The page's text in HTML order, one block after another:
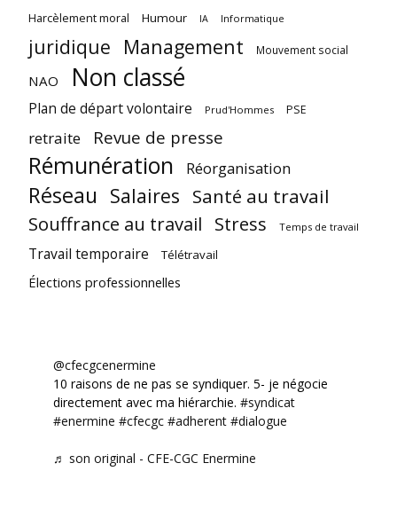
Harcèlement moral Humour IA Informatique
juridique Management Mouvement social
NAO Non classé
Plan de départ volontaire Prud'Hommes PSE
retraite Revue de presse
Rémunération Réorganisation
Réseau Salaires Santé au travail
Souffrance au travail Stress Temps de travail
Travail temporaire Télétravail
Élections professionnelles
@cfecgcenermine
10 raisons de ne pas se syndiquer. 5- je négocie
directement avec ma hiérarchie. #syndicat
#enermine #cfecgc #adherent #dialogue
♬ son original - CFE-CGC Enermine